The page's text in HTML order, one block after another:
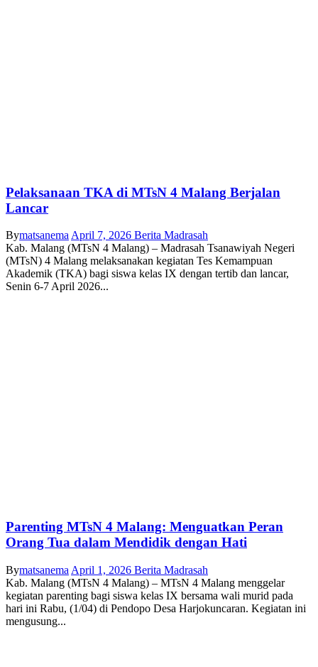
Pelaksanaan TKA di MTsN 4 Malang Berjalan
Lancar
BymatsanemaApril 7, 2026 Berita Madrasah
Kab. Malang (MTsN 4 Malang) – Madrasah Tsanawiyah Negeri
(MTsN) 4 Malang melaksanakan kegiatan Tes Kemampuan
Akademik (TKA) bagi siswa kelas IX dengan tertib dan lancar,
Senin 6-7 April 2026...
Parenting MTsN 4 Malang: Menguatkan Peran
Orang Tua dalam Mendidik dengan Hati
Bymatsanema April 1, 2026 Berita Madrasah
Kab. Malang (MTsN 4 Malang) – MTsN 4 Malang menggelar
kegiatan parenting bagi siswa kelas IX bersama wali murid pada
hari ini Rabu, (1/04) di Pendopo Desa Harjokuncaran. Kegiatan ini
mengusung...